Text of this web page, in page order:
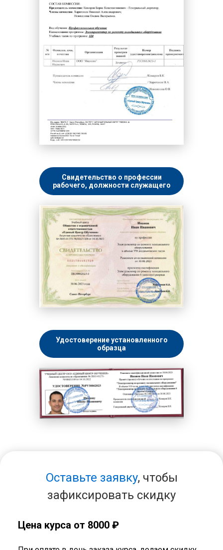
Свидетельство о профессии
рабочего, должности служащего
Удостоверение установленного
образца
Оставьте заявку, чтобы
зафиксировать скидку
Цена курса от 8000 ₽